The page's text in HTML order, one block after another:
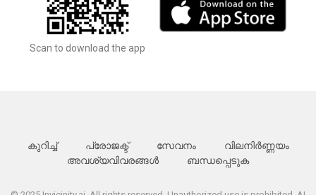
Scan to download the app
കുറിച്ച് പ്രോജക്ട് സേവനം
വിലനിർണ്ണയം
അവശ്യവിവരങ്ങൾ
ബന്ധപ്പെടുക